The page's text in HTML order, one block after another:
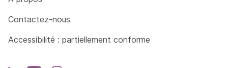
Contactez-nous
Accessibilité : partiellement conforme